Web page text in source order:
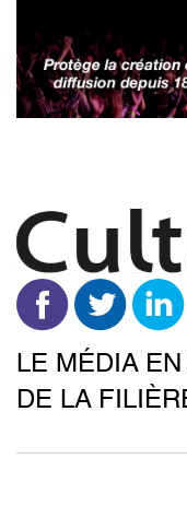
contenu
principal
LE MÉDIA
DE LA